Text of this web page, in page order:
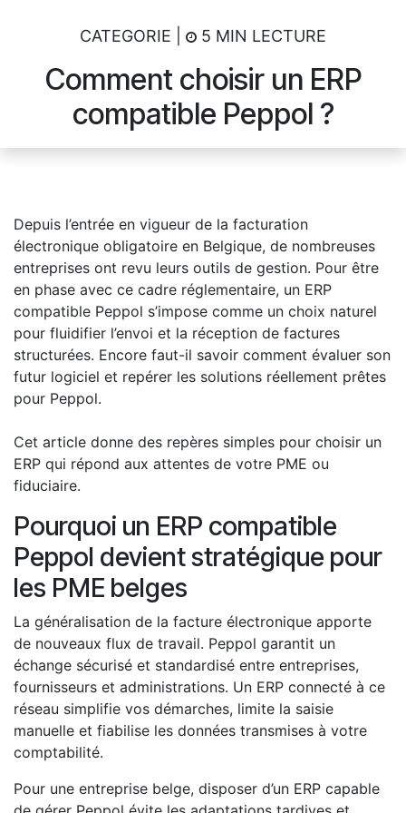
CATEGORIE | 5 MIN LECTURE
Comment choisir un ERP
compatible Peppol ?
Depuis l’entrée en vigueur de la facturation
électronique obligatoire en Belgique, de nombreuses
entreprises ont revu leurs outils de gestion. Pour être
en phase avec ce cadre réglementaire, un ERP
compatible Peppol s’impose comme un choix naturel
pour fluidifier l’envoi et la réception de factures
structurées. Encore faut-il savoir comment évaluer son
futur logiciel et repérer les solutions réellement prêtes
pour Peppol.
Cet article donne des repères simples pour choisir un
ERP qui répond aux attentes de votre PME ou
fiduciaire.
Pourquoi​ un ERP compatible
Peppol devient stratégique pour
les PME belges
La généralisation de la facture électronique apporte
de nouveaux flux de travail. Peppol garantit un
échange sécurisé et standardisé entre entreprises,
fournisseurs et administrations. Un ERP connecté à ce
réseau simplifie vos démarches, limite la saisie
manuelle et fiabilise les données transmises à votre
comptabilité.
Pour une entreprise belge, disposer d’un ERP capable